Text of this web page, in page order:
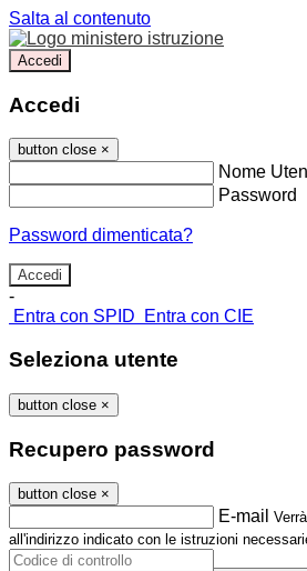
Salta al contenuto
Accedi
Accedi
button close ×
Nome
Password
Password dimenticata?
-
Entra con SPID
Entra con CIE
Seleziona utente
button close ×
Recupero password
button close ×
E-mail
all'indirizzo indicato con le istruzioni